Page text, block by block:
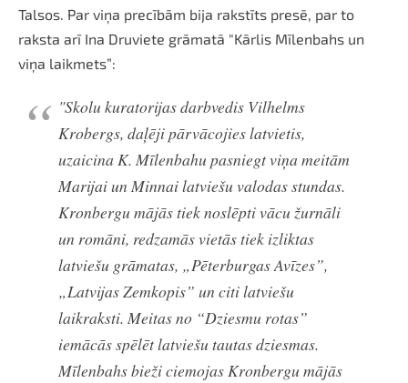
Talsos. Par viņa precībām bija rakstīts presē, par to
raksta arī Ina Druviete grāmatā "Kārlis Mīlenbahs un
viņa laikmets”:
"Skolu kuratorijas darbvedis Vilhelms
Krobergs, daļēji pārvācojies latvietis,
uzaicina K. Mīlenbahu pasniegt viņa meitām
Marijai un Minnai latviešu valodas stundas.
Kronbergu mājās tiek noslēpti vācu žurnāli
un romāni, redzamās vietās tiek izliktas
latviešu grāmatas, „Pēterburgas Avīzes”,
„Latvijas Zemkopis” un citi latviešu
laikraksti. Meitas no “Dziesmu rotas”
iemācās spēlēt latviešu tautas dziesmas.
Mīlenbahs bieži ciemojas Kronbergu mājās